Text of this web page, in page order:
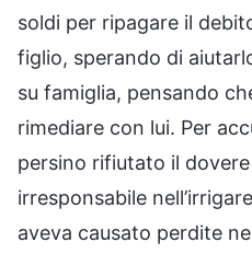
soldi per ripagare il
figlio, sperando di
su famiglia, pensando
rimediare con lui. Per
persino rifiutato il
irresponsabile
aveva causato perdite